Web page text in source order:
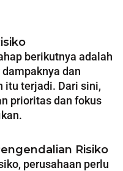
berikutnya adalah
dan
itu terjadi. Dari sini,
prioritas dan fokus
Risiko
perusahaan perlu